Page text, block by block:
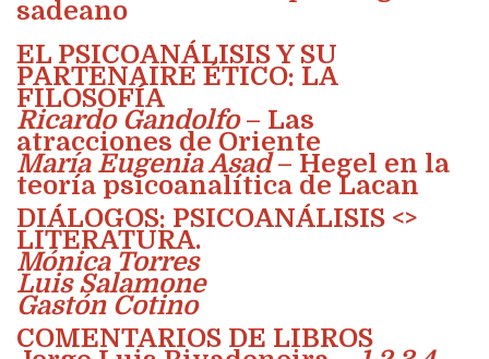
sadeano
EL PSICOANÁLISIS Y SU
PARTENAIRE ÉTICO: LA
FILOSOFÍA
Ricardo Gandolfo– Las
atracciones de Oriente
María Eugenia Asad– Hegel en la
teoría psicoanalítica de Lacan
DIÁLOGOS: PSICOANÁLISIS <>
LITERATURA.
Mónica Torres
Luis Salamone
Gastón Cotino
COMENTARIOS DE LIBROS